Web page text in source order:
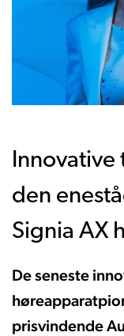
den
Signia AX
De seneste
prisvindende